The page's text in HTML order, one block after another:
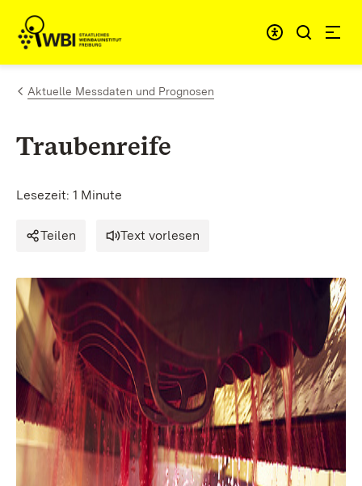
Zum Inhalt springen
Link zur Startseite
Aktuelle Messdaten und Prognosen
Traubenreife
Lesezeit: 1 Minute
Teilen Text vorlesen